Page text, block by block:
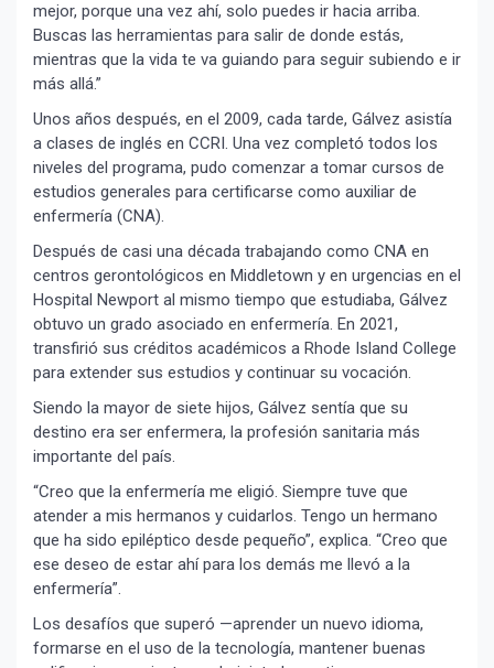
mejor, porque una vez ahí, solo puedes ir hacia arriba.
Buscas las herramientas para salir de donde estás,
mientras que la vida te va guiando para seguir subiendo e ir
más allá.”
Unos años después, en el 2009, cada tarde, Gálvez asistía
a clases de inglés en CCRI. Una vez completó todos los
niveles del programa, pudo comenzar a tomar cursos de
estudios generales para certificarse como auxiliar de
enfermería (CNA).
Después de casi una década trabajando como CNA en
centros gerontológicos en Middletown y en urgencias en el
Hospital Newport al mismo tiempo que estudiaba, Gálvez
obtuvo un grado asociado en enfermería. En 2021,
transfirió sus créditos académicos a Rhode Island College
para extender sus estudios y continuar su vocación.
Siendo la mayor de siete hijos, Gálvez sentía que su
destino era ser enfermera, la profesión sanitaria más
importante del país.
“Creo que la enfermería me eligió. Siempre tuve que
atender a mis hermanos y cuidarlos. Tengo un hermano
que ha sido epiléptico desde pequeño”, explica. “Creo que
ese deseo de estar ahí para los demás me llevó a la
enfermería”.
Los desafíos que superó —aprender un nuevo idioma,
formarse en el uso de la tecnología, mantener buenas